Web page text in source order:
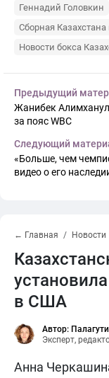
Геннадий Головкин
Сборная Казахстана
Новости бокса
Предыдущий
Жанибек
за пояс WBC
Следующий
«Больше, чем
видео о его
← Главная Новости
в США
Автор:
Эксперт,
Анна